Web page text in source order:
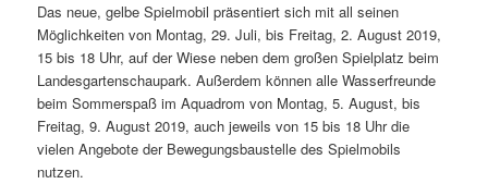
Das neue, gelbe Spielmobil präsentiert sich mit all seinen
Möglichkeiten von Montag, 29. Juli, bis Freitag, 2. August 2019,
15 bis 18 Uhr, auf der Wiese neben dem großen Spielplatz beim
Landesgartenschaupark. Außerdem können alle Wasserfreunde
beim Sommerspaß im Aquadrom von Montag, 5. August, bis
Freitag, 9. August 2019, auch jeweils von 15 bis 18 Uhr die
vielen Angebote der Bewegungsbaustelle des Spielmobils
nutzen.